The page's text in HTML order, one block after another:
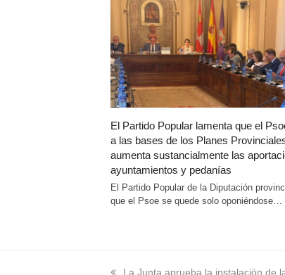
El Partido Popular lamenta que el
a las bases de los Planes
aumenta sustancialmente las
ayuntamientos y pedanías
El Partido Popular de la Diputación
que el Psoe se quede solo oponiéndose…
previous
La Junta aprueba la instalación de